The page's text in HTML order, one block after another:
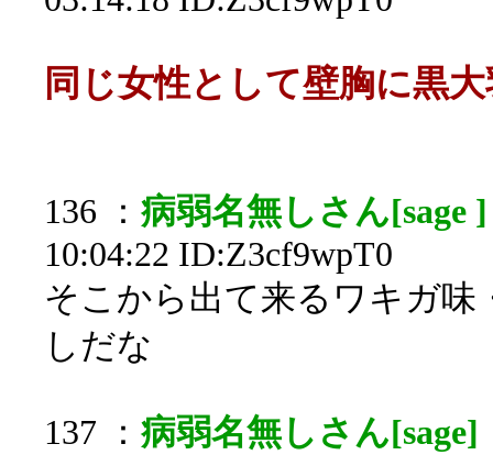
同じ女性として壁胸に黒
136 ： 病弱名無しさん[sage ]
10:04:22 ID:Z3cf9wpT0
そこから出て来るワキガ
しだな
137 ： 病弱名無しさん[sage]